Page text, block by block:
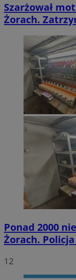
Szarżował
Żorach.
Ponad 2000
Żorach.
12